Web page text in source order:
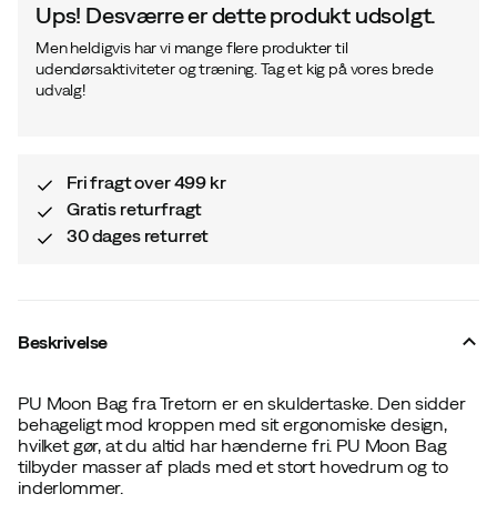
Ups! Desværre er dette produkt udsolgt.
Men heldigvis har vi mange flere produkter til
udendørsaktiviteter og træning. Tag et kig på vores brede
udvalg!
Fri fragt over 499 kr
Gratis returfragt
30 dages returret
Beskrivelse
PU Moon Bag fra Tretorn er en skuldertaske. Den sidder
behageligt mod kroppen med sit ergonomiske design,
hvilket gør, at du altid har hænderne fri. PU Moon Bag
tilbyder masser af plads med et stort hovedrum og to
inderlommer.